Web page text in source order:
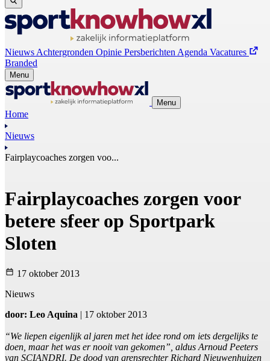
Nieuws Achtergronden Opinie Persberichten Agenda Vacatures
Branded
Menu
Menu
Home
Nieuws
Fairplaycoaches zorgen voo...
Fairplaycoaches zorgen voor
betere sfeer op Sportpark
Sloten
17 oktober 2013
Nieuws
door: Leo Aquina | 17 oktober 2013
“We liepen eigenlijk al jaren met het idee rond om iets dergelijks te
doen, maar het was er nooit van gekomen”, aldus Arnoud Peeters
van SCIANDRI. De dood van grensrechter Richard Nieuwenhuizen